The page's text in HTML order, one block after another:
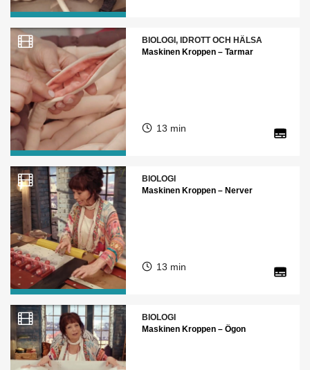
BIOLOGI, IDROTT OCH HÄLSA
Maskinen Kroppen – Tarmar
13 min
BIOLOGI
Maskinen Kroppen – Nerver
13 min
BIOLOGI
Maskinen Kroppen – Ögon